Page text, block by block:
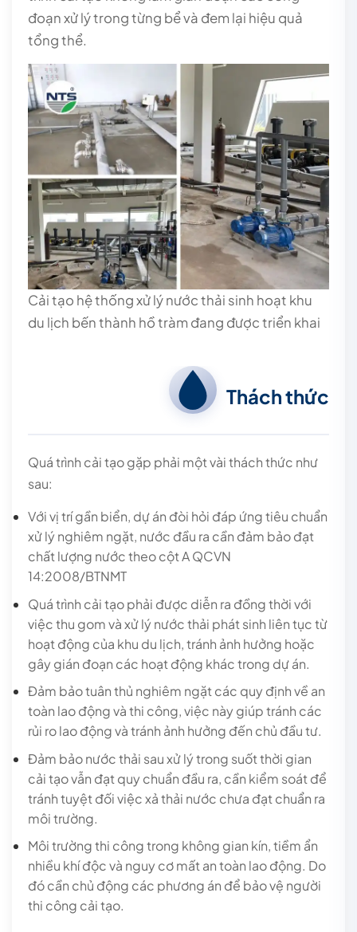
đoạn xử lý trong từng bể và đem lại hiệu quả
tổng thể.
Cải tạo hệ thống xử lý nước thải sinh hoạt khu
du lịch bến thành hồ tràm đang được triển khai
Thách thức
Quá trình cải tạo gặp phải một vài thách thức như
sau:
Với vị trí gần biển, dự án đòi hỏi đáp ứng tiêu chuẩn
xử lý nghiêm ngặt, nước đầu ra cần đảm bảo đạt
chất lượng nước theo cột AQCVN
14:2008/BTNMT
Quá trình cải tạo phải được diễn ra đồng thời với
việc thu gom và xử lý nước thải phát sinh liên tục từ
hoạt động của khu du lịch, tránh ảnh hưởng hoặc
gây gián đoạn các hoạt động khác trong dự án.
Đảm bảo tuân thủ nghiêm ngặt các quy định về an
toàn lao động và thi công, việc này giúp tránh các
rủi ro lao động và tránh ảnh hưởng đến chủ đầu tư.
Đảm bảo nước thải sau xử lý trong suốt thời gian
cải tạo vẫn đạt quy chuẩn đầu ra, cần kiểm soát để
tránh tuyệt đối việc xả thải nước chưa đạt chuẩn ra
môi trường.
Môi trường thi công trong không gian kín, tiềm ẩn
nhiều khí độc và nguy cơ mất an toàn lao động. Do
đó cần chủ động các phương án để bảo vệ người
thi công cải tạo.